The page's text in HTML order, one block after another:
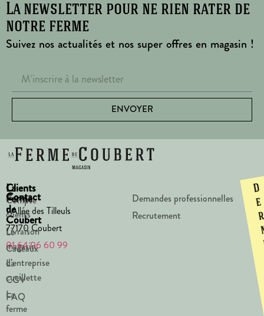
La newsletter pour ne rien rater de
notre ferme
Suivez nos actualités et nos super offres en magasin !
ENVOYER
La
Ferme
de
Coubert
Le
magasin
La
cueillette
La
ferme
Clients
Compte
clients
Livraison
Cadeaux
d’entreprise
CGV
FAQ
Contact
1 Allée des Tilleuls
77170 Coubert
01 64 06 60 99
Demandes professionnelles
Recrutement
D
e